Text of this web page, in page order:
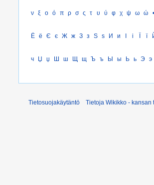
ν ξ ο ό π ρ σ ς τ υ ύ φ χ ψ ω ώ •
Ё ё Є є Ж ж З з Ѕ ѕ И и І і Ї ї
ч Џ џ Ш ш Щ щ Ъ ъ Ы ы Ь ь Э э
Tietosuojakäytäntö Tietoja Wikikko - kansan